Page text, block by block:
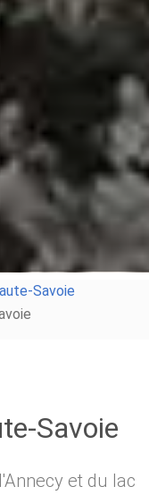
Savoie
Savoie
et du lac